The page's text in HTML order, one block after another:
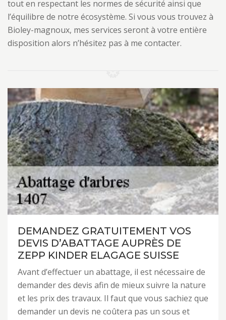
tout en respectant les normes de sécurité ainsi que
l’équilibre de notre écosystème. Si vous vous trouvez à
Bioley-magnoux, mes services seront à votre entière
disposition alors n’hésitez pas à me contacter.
DEMANDEZ GRATUITEMENT VOS
DEVIS D’ABATTAGE AUPRÈS DE
ZEPP KINDER ELAGAGE SUISSE
Avant d’effectuer un abattage, il est nécessaire de
demander des devis afin de mieux suivre la nature
et les prix des travaux. Il faut que vous sachiez que
demander un devis ne coûtera pas un sous et